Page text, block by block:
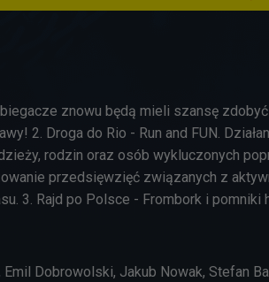
znowu będą mieli szansę
2. Droga do Rio - Run and FUN.
rodzin oraz osób wykluczonych
przedsięwzięć związanych z
3. Rajd po Polsce - Frombork i pomniki
Dobrowolski, Jakub Nowak, Stefan